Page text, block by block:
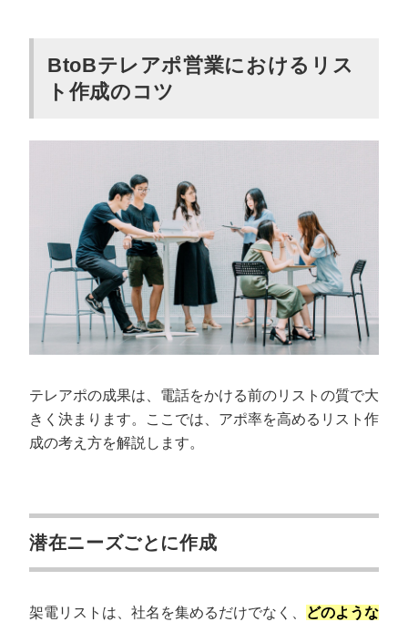
BtoBテレアポ営業におけるリス
ト作成のコツ
テレアポの成果は、電話をかける前のリストの質で大
きく決まります。ここでは、アポ率を高めるリスト作
成の考え方を解説します。
潜在ニーズごとに作成
架電リストは、社名を集めるだけでなく、
どのような